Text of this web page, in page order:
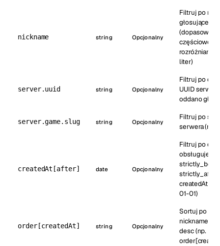
nickname string Opcjonalny
Filtruj po
głosującego
częściowe,
rozróżniania
liter)
server.uuid string Opcjonalny
Filtruj po
UUID
oddano głos
server.game.slug string Opcjonalny
Filtruj po
serwera (np.
createdAt[after] date Opcjonalny
Filtruj po
obsługuje
strictly_after
01-01)
order[createdAt] string Opcjonalny
Sortuj po
nickname,
desc (np.